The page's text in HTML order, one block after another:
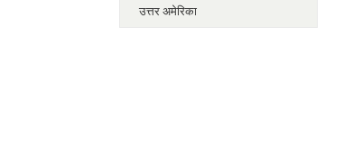
उत्तर अमेरिका